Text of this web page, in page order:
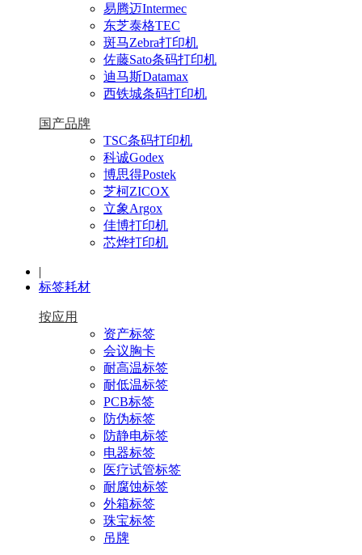
易腾迈Intermec
东芝泰格TEC
斑马Zebra打印机
佐藤Sato条码打印机
迪马斯Datamax
西铁城条码打印机
国产品牌
TSC条码打印机
科诚Godex
博思得Postek
芝柯ZICOX
立象Argox
佳博打印机
芯烨打印机
|
标签耗材
按应用
资产标签
会议胸卡
耐高温标签
耐低温标签
PCB标签
防伪标签
防静电标签
电器标签
医疗试管标签
耐腐蚀标签
外箱标签
珠宝标签
吊牌